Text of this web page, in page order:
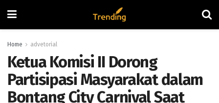
Home advetorial
Ketua Komisi II Dorong
Partisipasi Masyarakat dalam
Bontang City Carnival Saat